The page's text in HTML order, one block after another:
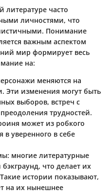
литературе часто
личностями, что
Понимание
важным аспектом
мир формирует весь
на:
меняются на
Эти изменения могут быть
выборов, встреч с
трудностей.
может из робкого
в уверенного в себе
: многие литературные
что делает их
истории показывают,
на их нынешнее